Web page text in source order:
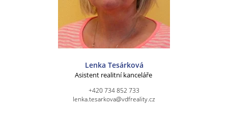
Lenka Tesárková
Asistent realitní kanceláře
+420 734 852 733
lenka.tesarkova@vdfreality.cz